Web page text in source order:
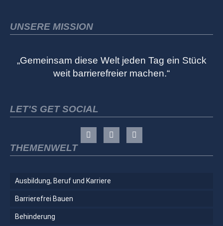
UNSERE MISSION
„Gemeinsam diese Welt jeden Tag ein Stück
weit barrierefreier machen.“
LET'S GET SOCIAL
THEMENWELT
Ausbildung, Beruf und Karriere
Barrierefrei Bauen
Behinderung